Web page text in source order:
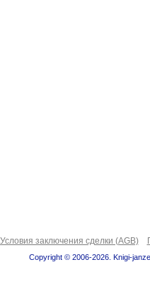
Условия заключения сделки (AGB)
Copyright © 2006-2026. Knigi-